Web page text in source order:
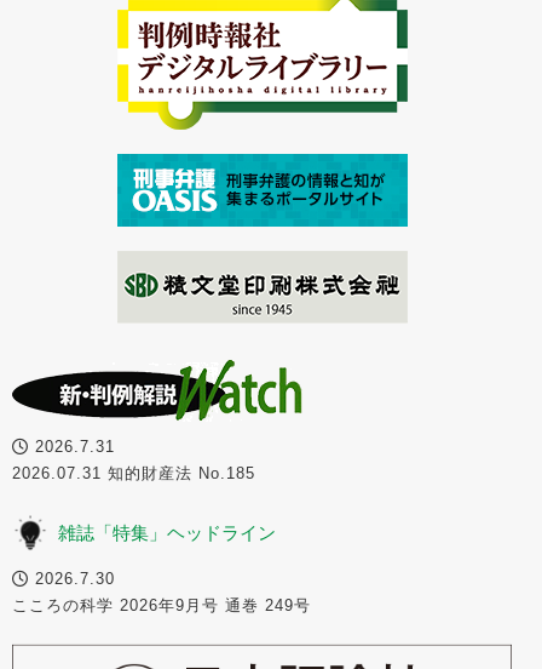
2026.7.31
2026.07.31 知的財産法 No.185
雑誌「特集」ヘッドライン
2026.7.30
こころの科学 2026年9月号 通巻 249号